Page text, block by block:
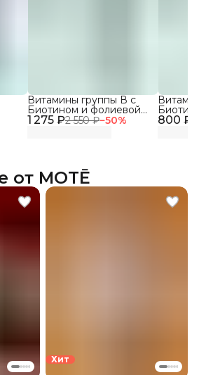
1 275 ₽2 550 ₽−50%
Витамины группы В с
Биотином и фолиевой
кислотой, 150 кап 800 ₽
от MOTĒ
Хит